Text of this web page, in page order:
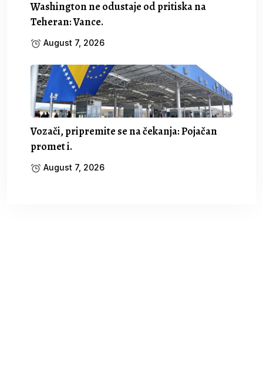
Washington ne odustaje od pritiska na
Teheran: Vance.
August 7, 2026
Vozači, pripremite se na čekanja: Pojačan
promet i.
August 7, 2026